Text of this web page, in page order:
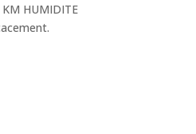
KM HUMIDITE